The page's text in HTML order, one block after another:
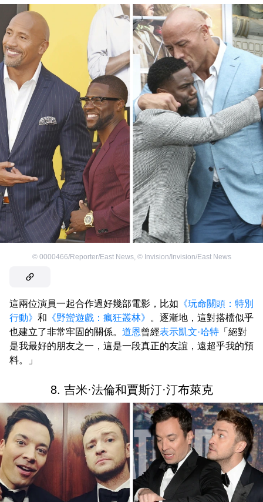
© 0000466/Reporter/East News, © Invision/Invision/East News
這兩位演員一起合作過好幾部電影，比如 《玩命關頭：特別
行動》 和 《野蠻遊戲：瘋狂叢林》 。逐漸地，這對搭檔似乎
也建立了非常牢固的關係。 道恩曾經表示凱文·哈特 「絕對
是我最好的朋友之一，這是一段真正的友誼，遠超乎我的預
料。」
8. 吉米·法倫和賈斯汀·汀布萊克